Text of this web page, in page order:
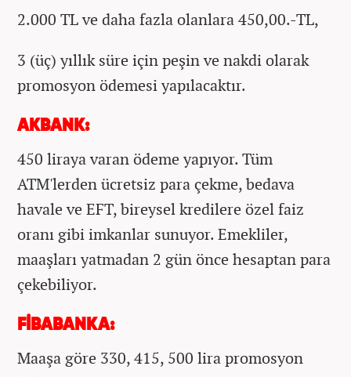
2.000 TL ve daha fazla olanlara 450,00.-TL,
3 (üç) yıllık süre için peşin ve nakdi olarak
promosyon ödemesi yapılacaktır.
AKBANK:
450 liraya varan ödeme yapıyor. Tüm
ATM'lerden ücretsiz para çekme, bedava
havale ve EFT, bireysel kredilere özel faiz
oranı gibi imkanlar sunuyor. Emekliler,
maaşları yatmadan 2 gün önce hesaptan para
çekebiliyor.
FİBABANKA:
Maaşa göre 330, 415, 500 lira promosyon